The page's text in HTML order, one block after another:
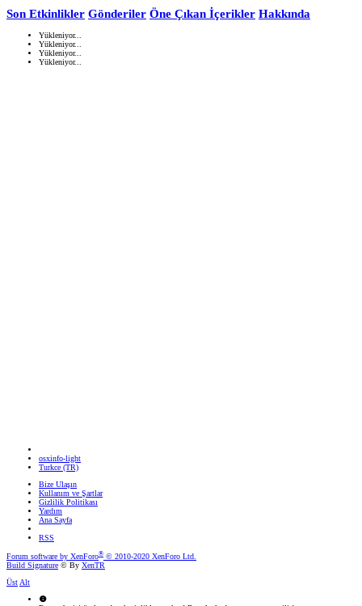
Son Etkinlikler Gönderiler Öne Çıkan İçerikler Hakkında
Yükleniyor...
Yükleniyor...
Yükleniyor...
Yükleniyor...
osxinfo-light
Turkce (TR)
Bize Ulaşın
Kullanım ve Şartlar
Gizlilik Politikası
Yardım
Ana Sayfa
RSS
Forum software by XenForo® © 2010-2020 XenForo Ltd.
Build Signature © By XenTR
ÜstAlt